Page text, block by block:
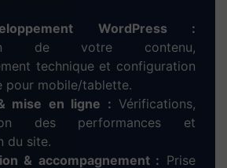
WordPress :
de votre contenu,
technique et configuration
pour mobile/tablette.
mise en ligne : Vérifications,
des performances et
du site.
& accompagnement : Prise